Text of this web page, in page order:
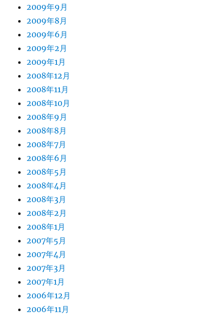
2009年9月
2009年8月
2009年6月
2009年2月
2009年1月
2008年12月
2008年11月
2008年10月
2008年9月
2008年8月
2008年7月
2008年6月
2008年5月
2008年4月
2008年3月
2008年2月
2008年1月
2007年5月
2007年4月
2007年3月
2007年1月
2006年12月
2006年11月